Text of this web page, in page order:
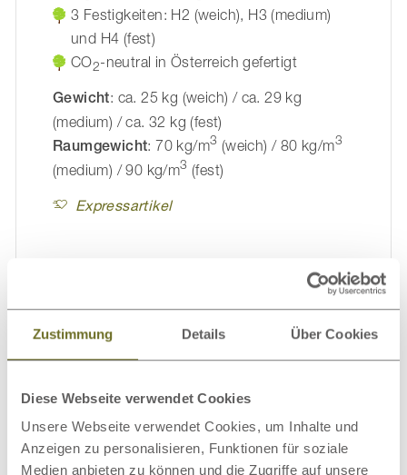
Zustimmung Details Über Cookies
Diese Webseite verwendet Cookies
Unsere Webseite verwendet Cookies, um Inhalte und
Anzeigen zu personalisieren, Funktionen für soziale
Medien anbieten zu können und die Zugriffe auf unsere
3 Festigkeiten: H2 (weich), H3 (medium)
und H4 (fest)
CO2-neutral in Österreich gefertigt
Gewicht: ca. 25 kg (weich) / ca. 29 kg
(medium) / ca. 32 kg (fest)
Raumgewicht: 70 kg/m3 (weich) / 80 kg/m3
(medium) / 90 kg/m3 (fest)
Expressartikel